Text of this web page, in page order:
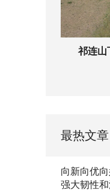
祁连山
最热文章
向新向优
强大韧性和